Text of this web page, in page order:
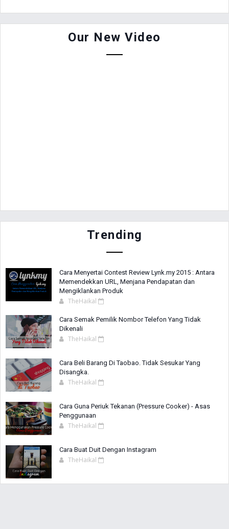
Our New Video
Trending
Cara Menyertai Contest Review Lynk.my 2015 : Antara
Memendekkan URL, Menjana Pendapatan dan
Mengiklankan Produk
TheHaikal
Cara Semak Pemilik Nombor Telefon Yang Tidak
Dikenali
TheHaikal
Cara Beli Barang Di Taobao. Tidak Sesukar Yang
Disangka.
TheHaikal
Cara Guna Periuk Tekanan (Pressure Cooker) - Asas
Penggunaan
TheHaikal
Cara Buat Duit Dengan Instagram
TheHaikal